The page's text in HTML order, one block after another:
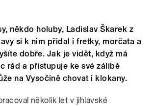
někdo holuby, Ladislav Škarek z
si k nim přidal i fretky, morčata a
dobře. Jak je vidět, když má
rád a přistupuje ke své zálibě
na Vysočině chovat i klokany.
několik let v jihlavské